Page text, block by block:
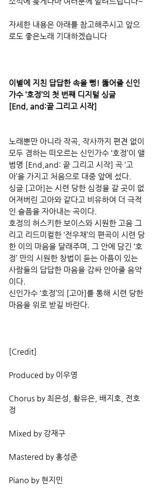
자세한 내용은 아래를 참고해주시고 앞으
로도 좋은노래 기대하겠습니다
이별에 지친 답답한 속을 뻥! 뚫어줄 신인
가수 ‘호정’의 첫 번째 디지털 싱글
[End, and:끝 그리고 시작]
노래뿐만 아니라 작곡, 작사까지 편견 없이
모두 겸하는 떠오르는 신인가수 ‘호정’이 앨
범명 [End,and: 끝 그리고 시작] 곡 ‘고
아’을 가지고 처음으로 대중 앞에 섰다.
싱글 [고아]는 시련 당한 심정을 갈 곳이 없
어져버린 고아와 같다고 비유하여 더 극적
인 슬픔을 자아내는 곡이다.
호정의 허스키한 보이스와 시원한 고음 그
리고 리드미컬한 ‘전우채’의 편곡이 시련 당
한 이의 마음을 달래주며, 그 안에 담긴 ‘호
정’ 만의 시원한 창법이 듣는 아픔이 있는
사람들의 답답한 마음을 감싸 안아줄 음악
이다.
신인가수 ‘호정’의 [고아]를 통해 시련 당한
마음을 위로 받길 바란다.
[Credit]
Produced by 이우영
Chorus by 최은성, 황유은, 배지호, 전호
정
Mixed by 강재구
Mastered by 홍성준
Piano by 현지민